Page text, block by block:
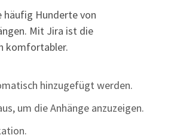
häufig Hunderte von
Mit Jira ist die
komfortabler.
hinzugefügt werden.
um die Anhänge anzuzeigen.